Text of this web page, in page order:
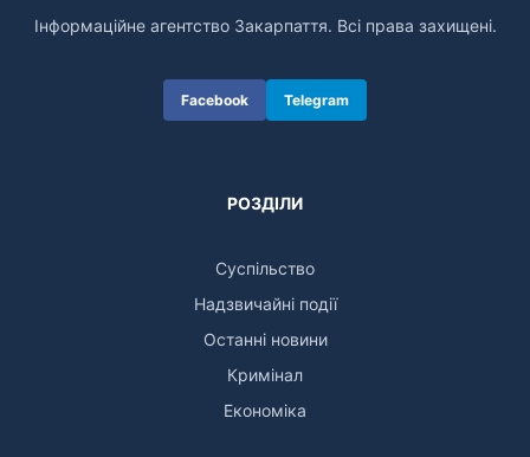
Інформаційне агентство Закарпаття. Всі права захищені.
Facebook Telegram
РОЗДІЛИ
Суспільство
Надзвичайні події
Останні новини
Кримінал
Економіка